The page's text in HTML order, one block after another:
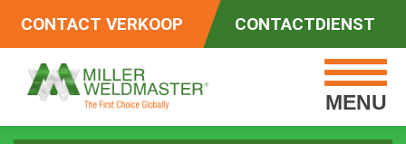
CONTACT VERKOOP CONTACTDIENST
MENU